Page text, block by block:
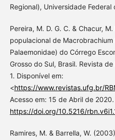
Regional), Universidade
Pereira, M. D. G. C. & Chacur,
populacional de
Palaemonidae) do Córrego
Grosso do Sul, Brasil. Revista
1. Disponível em:
<https://www.revistas.ufg.br/
Acesso em: 15 de Abril de 2020.
https://doi.org/10.5216/
Ramires, M. & Barrella, W.